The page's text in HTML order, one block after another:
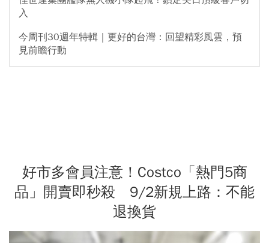
入
今周刊30週年特輯｜更好的台灣：回望精彩風雲，預
見前瞻行動
好市多會員注意！Costco「熱門5商
品」開賣即秒殺 9/2新規上路：不能
退換貨